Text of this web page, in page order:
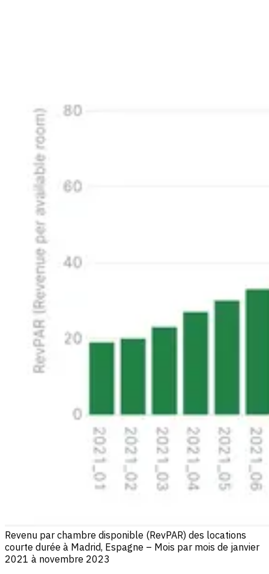
Revenu par chambre disponible (RevPAR) des locations
courte durée à Madrid, Espagne – Mois par mois de janvier
2021 à novembre 2023